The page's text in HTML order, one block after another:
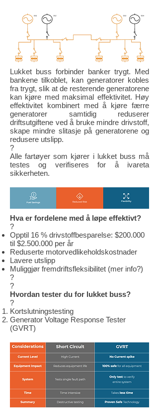
Lukket buss forbinder banker trygt. Med
bankene tilkoblet, kan generatorer kobles
fra trygt, slik at de resterende generatorene
kan kjøre med maksimal effektivitet. Høy
effektivitet kombinert med å kjøre færre
generatorer samtidig reduserer
driftsutgiftene ved å bruke mindre drivstoff,
skape mindre slitasje på generatorene og
redusere utslipp.
?
Alle fartøyer som kjører i lukket buss må
testes og verifiseres for å ivareta
sikkerheten.
Hva er fordelene med å løpe effektivt?
?
Opptil 16 % drivstoffbesparelse: $200.000
til $2.500.000 per år
Reduserte motorvedlikeholdskostnader
Lavere utslipp
Muliggjør fremdriftsfleksibilitet (mer info?)
?
?
Hvordan tester du for lukket buss?
?
Kortslutningstesting
Generator Voltage Response Tester
(GVRT)